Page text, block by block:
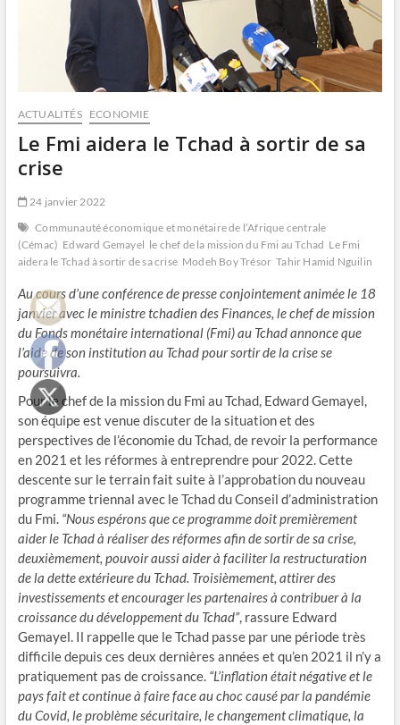
ACTUALITÉS ECONOMIE
Le Fmi aidera le Tchad à sortir de sa
crise
24 janvier 2022
Communauté économique et monétaire de l’Afrique centrale
(Cémac) Edward Gemayel le chef de la mission du Fmi au Tchad Le Fmi
aidera le Tchad à sortir de sa crise Modeh Boy Trésor Tahir Hamid Nguilin
Au cours d’une conférence de presse conjointement animée le 18
janvier avec le ministre tchadien des Finances, le chef de mission
du Fonds monétaire international (Fmi) au Tchad annonce que
l’aide de son institution au Tchad pour sortir de la crise se
poursuivra.
Pour le chef de la mission du Fmi au Tchad, Edward Gemayel,
son équipe est venue discuter de la situation et des
perspectives de l’économie du Tchad, de revoir la performance
en 2021 et les réformes à entreprendre pour 2022. Cette
descente sur le terrain fait suite à l’approbation du nouveau
programme triennal avec le Tchad du Conseil d’administration
du Fmi. “Nous espérons que ce programme doit premièrement
aider le Tchad à réaliser des réformes afin de sortir de sa crise,
deuxièmement, pouvoir aussi aider à faciliter la restructuration
de la dette extérieure du Tchad. Troisièmement, attirer des
investissements et encourager les partenaires à contribuer à la
croissance du développement du Tchad”, rassure Edward
Gemayel. Il rappelle que le Tchad passe par une période très
difficile depuis ces deux dernières années et qu’en 2021 il n’y a
pratiquement pas de croissance. “L’inflation était négative et le
pays fait et continue à faire face au choc causé par la pandémie
du Covid, le problème sécuritaire, le changement climatique, la